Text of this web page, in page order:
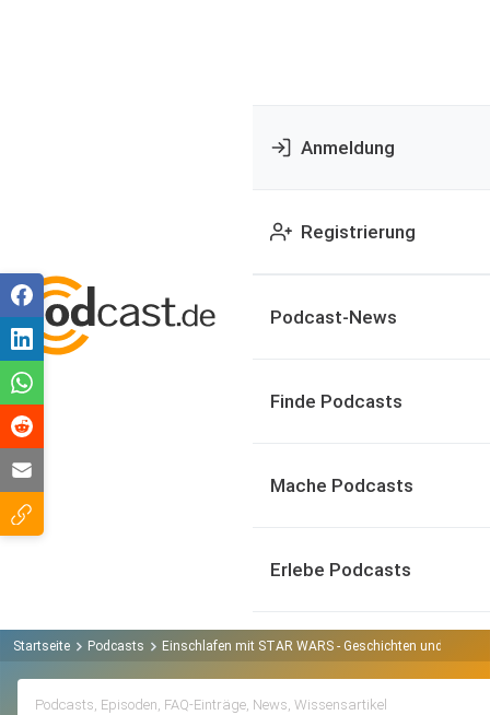
Anmeldung
Registrierung
Podcast-News
Finde Podcasts
Mache Podcasts
Erlebe Podcasts
Startseite Podcasts Einschlafen mit STAR WARS - Geschichten und